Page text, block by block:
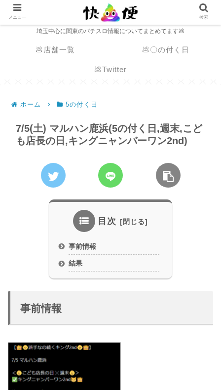
埼玉中心に関東のパチスロ情報についてまとめてます💩
💩店舗一覧 💩〇の付く日
💩Twitter
ホーム 5の付く日
7/5(土) マルハン鹿浜(5の付く日,週末,こど
も店長の日,キングニャンバーワン2nd)
目次
事前情報
結果
事前情報
メニュー 検索